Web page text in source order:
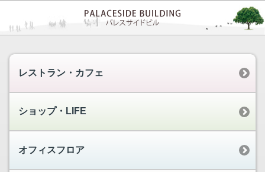
レストラン・カフェ
ショップ・LIFE
オフィスフロア